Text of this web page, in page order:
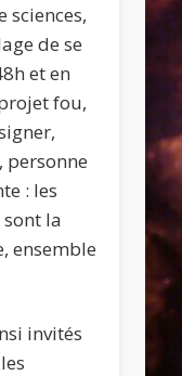
sciences,
de se
et en
fou,
personne
: les
la
ensemble
invités